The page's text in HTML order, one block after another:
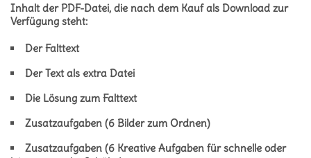
Inhalt der PDF-Datei, die nach dem Kauf als Download zur
Verfügung steht:
Der Falttext
Der Text als extra Datei
Die Lösung zum Falttext
Zusatzaufgaben (6 Bilder zum Ordnen)
Zusatzaufgaben (6 Kreative Aufgaben für schnelle oder